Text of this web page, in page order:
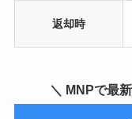
返却時
＼ MNPで最